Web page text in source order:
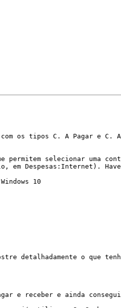
os tipos C. A Pagar e C.
selecionar uma
Despesas:Internet).
10
detalhadamente o que
e receber e ainda